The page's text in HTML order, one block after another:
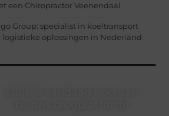
een Chiropractor Veenendaal
Group: specialist in koeltransport
logistieke oplossingen in Nederland